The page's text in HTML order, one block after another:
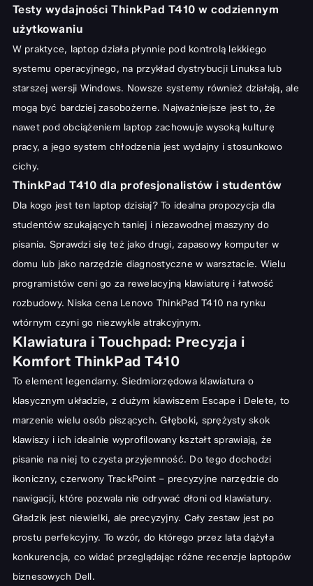
Testy wydajności ThinkPad T410 w codziennym
użytkowaniu
W praktyce, laptop działa płynnie pod kontrolą lekkiego
systemu operacyjnego, na przykład dystrybucji Linuksa lub
starszej wersji Windows. Nowsze systemy również działają, ale
mogą być bardziej zasobożerne. Najważniejsze jest to, że
nawet pod obciążeniem laptop zachowuje wysoką kulturę
pracy, a jego system chłodzenia jest wydajny i stosunkowo
cichy.
ThinkPad T410 dla profesjonalistów i studentów
Dla kogo jest ten laptop dzisiaj? To idealna propozycja dla
studentów szukających taniej i niezawodnej maszyny do
pisania. Sprawdzi się też jako drugi, zapasowy komputer w
domu lub jako narzędzie diagnostyczne w warsztacie. Wielu
programistów ceni go za rewelacyjną klawiaturę i łatwość
rozbudowy. Niska cena Lenovo ThinkPad T410 na rynku
wtórnym czyni go niezwykle atrakcyjnym.
Klawiatura i Touchpad: Precyzja i
Komfort ThinkPad T410
To element legendarny. Siedmiorzędowa klawiatura o
klasycznym układzie, z dużym klawiszem Escape i Delete, to
marzenie wielu osób piszących. Głęboki, sprężysty skok
klawiszy i ich idealnie wyprofilowany kształt sprawiają, że
pisanie na niej to czysta przyjemność. Do tego dochodzi
ikoniczny, czerwony TrackPoint – precyzyjne narzędzie do
nawigacji, które pozwala nie odrywać dłoni od klawiatury.
Gładzik jest niewielki, ale precyzyjny. Cały zestaw jest po
prostu perfekcyjny. To wzór, do którego przez lata dążyła
konkurencja, co widać przeglądając różne recenzje laptopów
biznesowych Dell.